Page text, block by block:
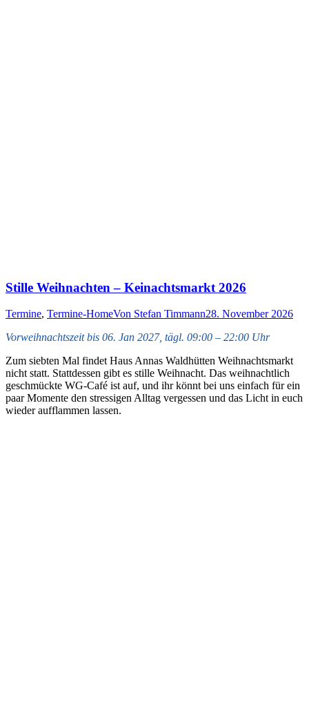
Stille Weihnachten – Keinachtsmarkt 2026
Termine, Termine-HomeVon Stefan Timmann28. November 2026
Vorweihnachtszeit bis 06. Jan 2027, tägl. 09:00 – 22:00 Uhr
Zum siebten Mal findet Haus Annas Waldhütten Weihnachtsmarkt
nicht statt. Stattdessen gibt es stille Weihnacht. Das weihnachtlich
geschmückte WG-Café ist auf, und ihr könnt bei uns einfach für ein
paar Momente den stressigen Alltag vergessen und das Licht in euch
wieder aufflammen lassen.